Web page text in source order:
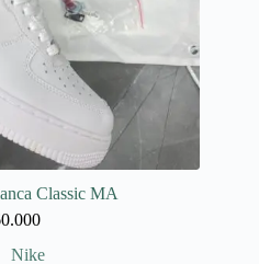
Classic MA
Nike